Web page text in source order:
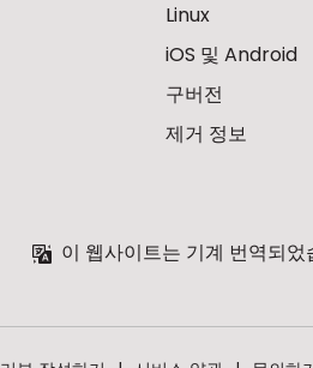
Linux
iOS 및 Android
구버전
제거 정보
이 웹사이트는 기계 번역되